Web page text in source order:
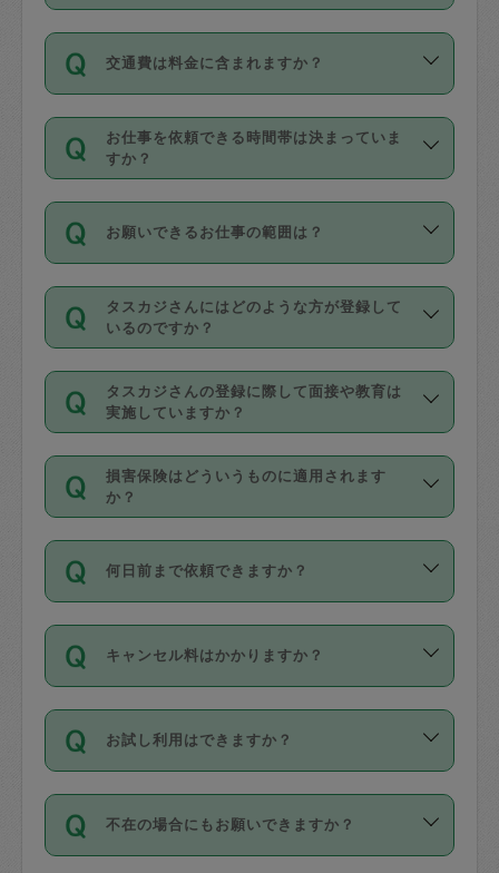
がっていく仕組みになっています。
Diners Club）のみとなります。
を行う際にご入力ください。プロフィー
ル登録時にはご入力いただかなくても大
丈夫です。
デビットカード・プリペイドカード（Vプ
リカ、au WALLETなど）は支払にはご利
銀行振込や現金払いも対応していませ
なお、タスカジさんの交通費も、依頼料
金のご請求と合わせてお支払いとなりま
動計算で表示されます。
依頼には「スポット」と「定期（毎週｜
隔週）」があり、「定期」の依頼は「ス
ポット」よりお得な料金でご利用できま
す。
定期の最低利用回数は設けていない代わ
りに、一定数を超えたキャンセルは有償
（例：毎週定期の場合は３回以上のキャ
ンセルが有償（1200円、隔週定期の場合
は２回以上のキャンセルが有償（1200
交通費は料金に含まれますか？
交通費は依頼料金とは別途発生し、依頼
料金のご請求と合わせてお支払いとなり
ます。交通費の金額は「依頼の詳細」に
お仕事を依頼できる時間帯は決まっていま
すか？
時間帯は3種類あります。いずれも１回あ
たり３時間です。
・ＡＭ ９時～１２時
・ＰＭ １３時～１６時
・夜 １８時～２１時
開始時間を２時間前後変更することが可
能です。依頼送信後、個別にタスカジさ
んにメッセージを送り調整してくださ
い。ただし、２時間を越えての調整はで
時間も被らない場合、損害保険の対象外
お願いできるお仕事の範囲は？
掃除、整理収納、洗濯、買い物、料理、
作り置きです。タスカジさんによってで
きる仕事の範囲が異なりますので、依頼
する前にタスカジさんのプロフィールで
確認してください。
基本的に、高所での作業や危険作業、屋
外での作業は対象外です。
タスカジさんにはどのような方が登録して
いるのですか？
主婦として長年の家事経験をお持ちの
方、栄養士・調理師といった資格者で保
育園や学校の給食やレストランで料理関
係の専門職に従事されていた方、日本で
すでにハウスキーパーや英語の先生とし
てお仕事をしているフィリピン出身の
社員など様々なバックグラウンドの方が
登録しています。
日本語も話せる方など様々です。
ールに記載していますので、各自の得意
を依頼してください。
タスカジさんの登録に際して面接や教育は
実施していますか？
応募の際に、各自事務局との面接と説明
を行っています。その後、身分証明書の
写真提出をしていただいています。外国
確認しています。タスカジさんトレーニ
ング動画を使ったセルフトレーニングの
現場トライアルを受け、合格したタスカ
ジさんが活動されています。
※テストセンターの講評は１件目のレビュ
参考
【詳細】タスカジさんの登録に際
損害保険はどういうものに適用されます
か？
依頼者とタスカジさんとの間でタスカジ
を通して成立した作業時間内での作業に
適用されます。作業範囲は、掃除、洗
です。作業中に物を壊したり、人にけが
をさせたりした場合が対象で、補償金額
す。
写真を撮り、
何日前まで依頼できますか？
ご依頼は、現在を起点に3日後（72時間
以降）の日時から受付可能となっていま
す。
タスカジさんへ「募集」をかけることが
可能です。
キャンセル料はかかりますか？
キャンセル料には、以下の2種類がありま
す。
1. 直前キャンセル（定期、スポット契約
共通）
お試し利用はできますか？
「お試し利用」というメニューはありま
せんが、「一回のみ」依頼を活用するこ
とによって、気に入ったタスカジさんを
不在の場合にもお願いできますか？